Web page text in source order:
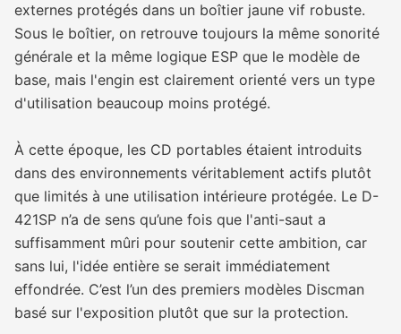
externes protégés dans un boîtier jaune vif robuste.
Sous le boîtier, on retrouve toujours la même sonorité
générale et la même logique ESP que le modèle de
base, mais l'engin est clairement orienté vers un type
d'utilisation beaucoup moins protégé.
À cette époque, les CD portables étaient introduits
dans des environnements véritablement actifs plutôt
que limités à une utilisation intérieure protégée. Le D-
421SP n’a de sens qu’une fois que l'anti-saut a
suffisamment mûri pour soutenir cette ambition, car
sans lui, l'idée entière se serait immédiatement
effondrée. C’est l’un des premiers modèles Discman
basé sur l'exposition plutôt que sur la protection.